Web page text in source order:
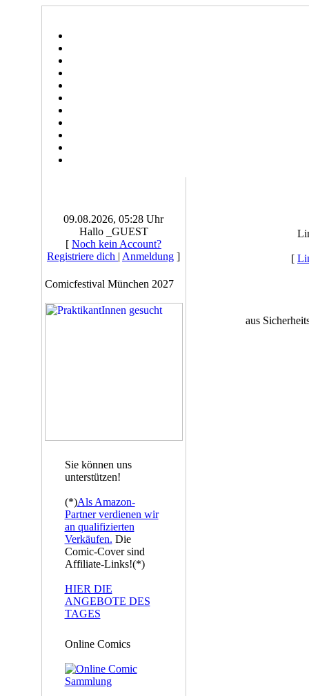
09.08.2026, 05:28 Uhr
Hallo _GUEST
[ Noch kein Account?
Registriere dich | Anmeldung ]
Comicfestival München 2027
Sie können uns
unterstützen!
(*)Als Amazon-
Partner verdienen wir
an qualifizierten
Verkäufen. Die
Comic-Cover sind
Affiliate-Links!(*)
HIER DIE
ANGEBOTE DES
TAGES
Online Comics
[
aus